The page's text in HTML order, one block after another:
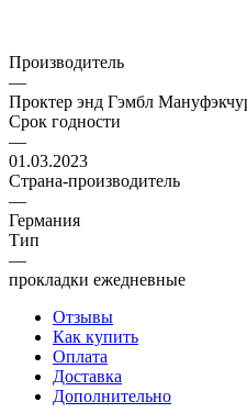
Производитель
—
Проктер энд Гэмбл
Срок годности
—
01.03.2023
Страна-производитель
—
Германия
Тип
—
прокладки ежедневные
Отзывы
Как купить
Оплата
Доставка
Дополнительно